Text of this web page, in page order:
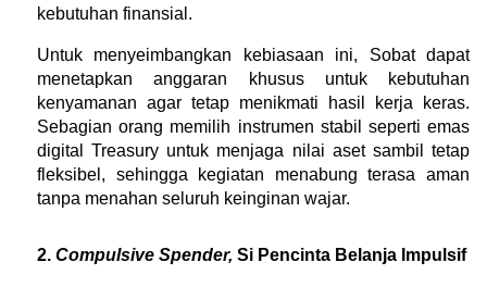
kebutuhan finansial.
Untuk menyeimbangkan kebiasaan ini, Sobat dapat
menetapkan anggaran khusus untuk kebutuhan
kenyamanan agar tetap menikmati hasil kerja keras.
Sebagian orang memilih instrumen stabil seperti emas
digital Treasury untuk menjaga nilai aset sambil tetap
fleksibel, sehingga kegiatan menabung terasa aman
tanpa menahan seluruh keinginan wajar.
2. Compulsive Spender, Si Pencinta Belanja Impulsif